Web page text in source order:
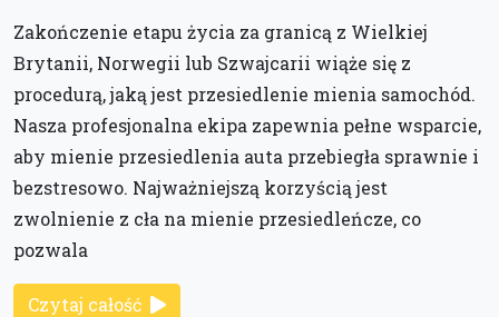
Zakończenie etapu życia za granicą z Wielkiej
Brytanii, Norwegii lub Szwajcarii wiąże się z
procedurą, jaką jest przesiedlenie mienia samochód.
Nasza profesjonalna ekipa zapewnia pełne wsparcie,
aby mienie przesiedlenia auta przebiegła sprawnie i
bezstresowo. Najważniejszą korzyścią jest
zwolnienie z cła na mienie przesiedleńcze, co
pozwala
Czytaj całość